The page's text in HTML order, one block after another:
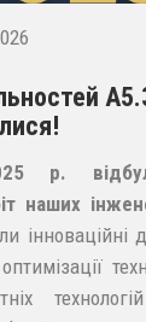
р.
наших
інноваційні